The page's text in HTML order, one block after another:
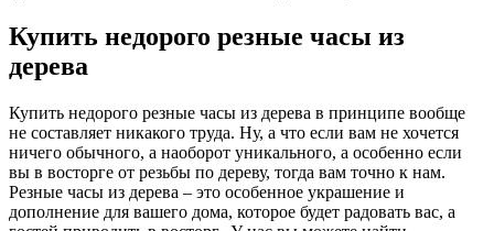
Купить недорого резные часы из
дерева
Купить недорого резные часы из дерева в принципе вообще
не составляет никакого труда. Ну, а что если вам не хочется
ничего обычного, а наоборот уникального, а особенно если
вы в восторге от резьбы по дереву, тогда вам точно к нам.
Резные часы из дерева – это особенное украшение и
дополнение для вашего дома, которое будет радовать вас, а